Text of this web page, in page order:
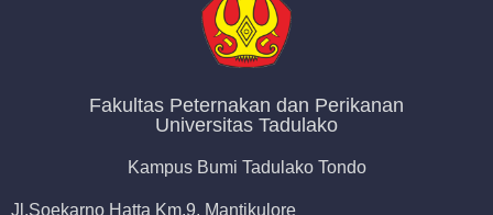
Fakultas Peternakan dan Perikanan
Universitas Tadulako
Kampus Bumi Tadulako Tondo
Jl.Soekarno Hatta Km.9, Mantikulore